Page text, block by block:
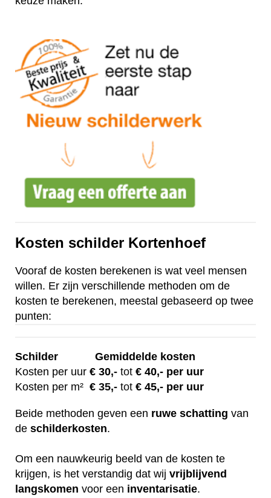
Kosten schilder Kortenhoef
Vooraf de kosten berekenen is wat veel mensen
willen. Er zijn verschillende methoden om de
kosten te berekenen, meestal gebaseerd op twee
punten:
Schilder
Gemiddelde kosten
Kosten per uur € 30,- tot € 40,- per uur
Kosten per m² € 35,- tot € 45,- per uur
Beide methoden geven een ruwe schatting van
de schilderkosten.
Om een nauwkeurig beeld van de kosten te
krijgen, is het verstandig dat wij vrijblijvend
langskomen voor een inventarisatie.